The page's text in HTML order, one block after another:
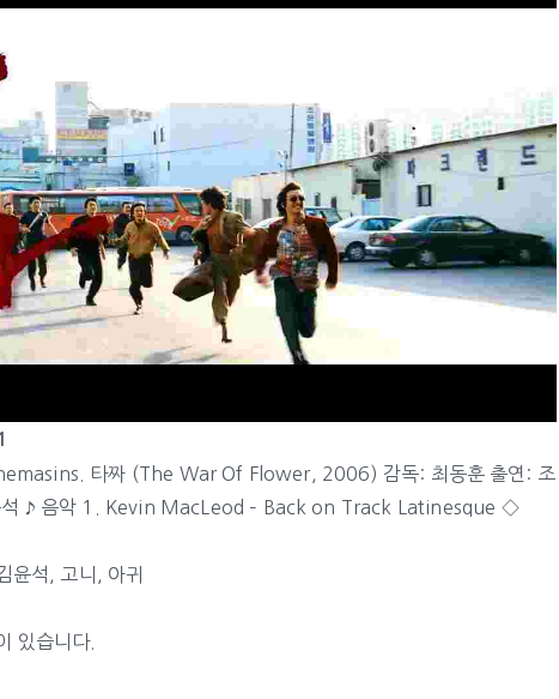
타짜 (The War Of Flower, 2006) 감독: 최동훈 출연: 조
석 ♪ 음악 1. Kevin MacLeod – Back on Track Latinesque ◇
윤석 고니
아귀
있습니다.